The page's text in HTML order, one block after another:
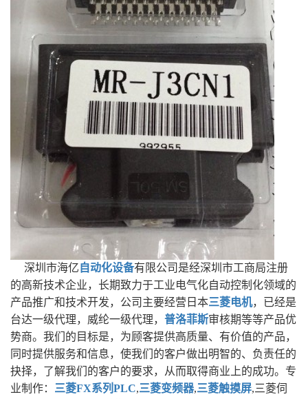
深圳市海亿 自动化设备有限公司是经深圳市工商局注册
的高新技术企业，长期致力于工业电气化自动控制化领域的
产品推广和技术开发，公司主要经营日本三菱电机，已经是
台达一级代理，威纶一级代理， 普洛菲斯审核期等等产品优
势商。我们的目标是，为顾客提供高质量、有价值的产品，
同时提供服务和信息，使我们的客户做出明智的、负责任的
抉择，了解我们的客户的要求，从而取得商业上的成功。专
业制作： 三菱FX系列PLC,三菱变频器,三菱触摸屏,三菱伺